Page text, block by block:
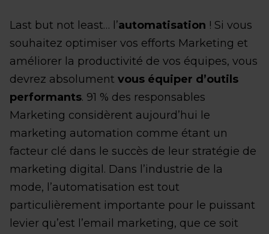
Last but not least… l’automatisation ! Si vous
souhaitez optimiser vos efforts Marketing et
améliorer la productivité de vos équipes, vous
devrez absolument vous équiper d’outils
performants. 91 % des responsables
Marketing considèrent aujourd’hui le
marketing automation comme étant un
facteur clé dans le succès de leur stratégie de
marketing digital. Dans l’industrie de la
mode, l’automatisation est tout
particulièrement importante pour le puissant
levier qu’est l’email marketing, que ce soit